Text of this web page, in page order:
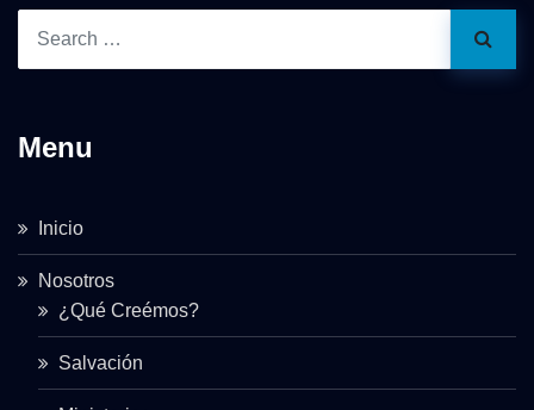
Menu
Inicio
Nosotros
¿Qué Creémos?
Salvación